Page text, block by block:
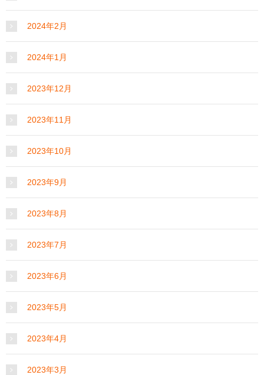
2024年2月
2024年1月
2023年12月
2023年11月
2023年10月
2023年9月
2023年8月
2023年7月
2023年6月
2023年5月
2023年4月
2023年3月